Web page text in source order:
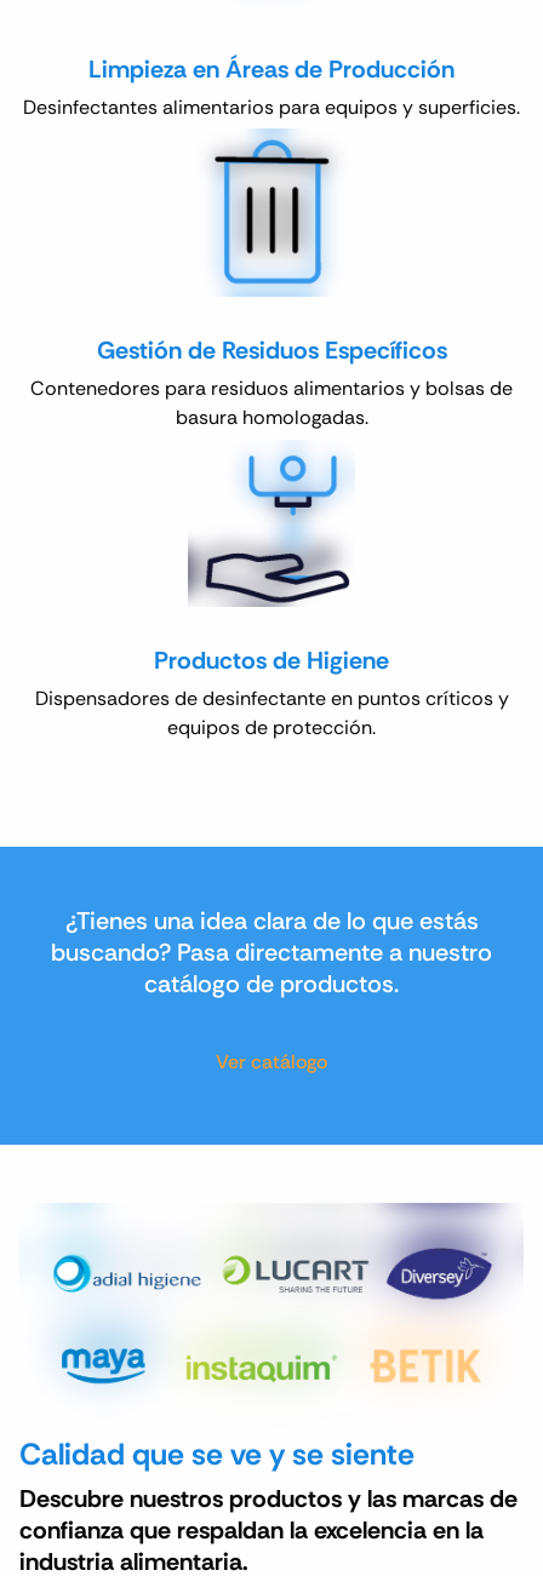
Limpieza en Áreas de Producción
Desinfectantes alimentarios para equipos y superficies.
Gestión de Residuos Específicos
Contenedores para residuos alimentarios y bolsas de
basura homologadas.
Productos de Higiene
Dispensadores de desinfectante en puntos críticos y
equipos de protección.
¿Tienes una idea clara de lo que estás
buscando? Pasa directamente a nuestro
catálogo de productos.
Ver catálogo
Calidad que se ve y se siente
Descubre nuestros productos y las marcas de
confianza que respaldan la excelencia en la
industria alimentaria.